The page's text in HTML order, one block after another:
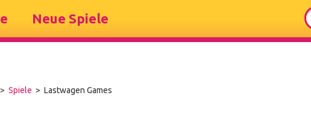
Neue Spiele
> Spiele > Lastwagen Games